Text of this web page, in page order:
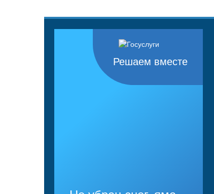
Решаем вместе